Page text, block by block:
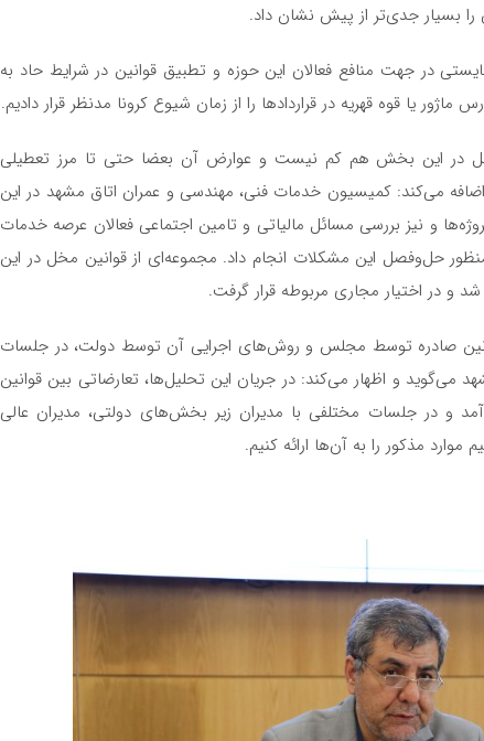
بسیار جدی‌تر از پیش نشان داد.
در جهت منافع فعالان این حوزه و تطبیق قوانین در شرایط حاد به
یا قوه قهریه در قراردادها را از زمان شیوع کرونا مدنظر قرار دادیم.
در این بخش هم کم نیست و عوارض آن بعضا حتی تا مرز تعطیلی
می‌کند: کمیسیون خدمات فنی، مهندسی و عمران اتاق مشهد در این
و نیز بررسی مسائل مالیاتی و تامین اجتماعی فعالان عرصه خدمات
حل‌وفصل این مشکلات انجام داد. مجموعه‌ای از قوانین مخل در این
و در اختیار مجاری مربوطه قرار گرفت.
صادره توسط مجلس و روش‌های اجرایی آن توسط دولت، در جلسات
متعدد کمیسیون خدمات فنی و مهندسی اتاق مشهد می‌گوید و اظهار می‌کند: در جریان این تحلیل‌‎ها، تعارضاتی بین قوانین
و در جلسات مختلفی با مدیران زیر بخش‌های دولتی، مدیران عالی
مذکور را به آن‌ها ارائه کنیم.